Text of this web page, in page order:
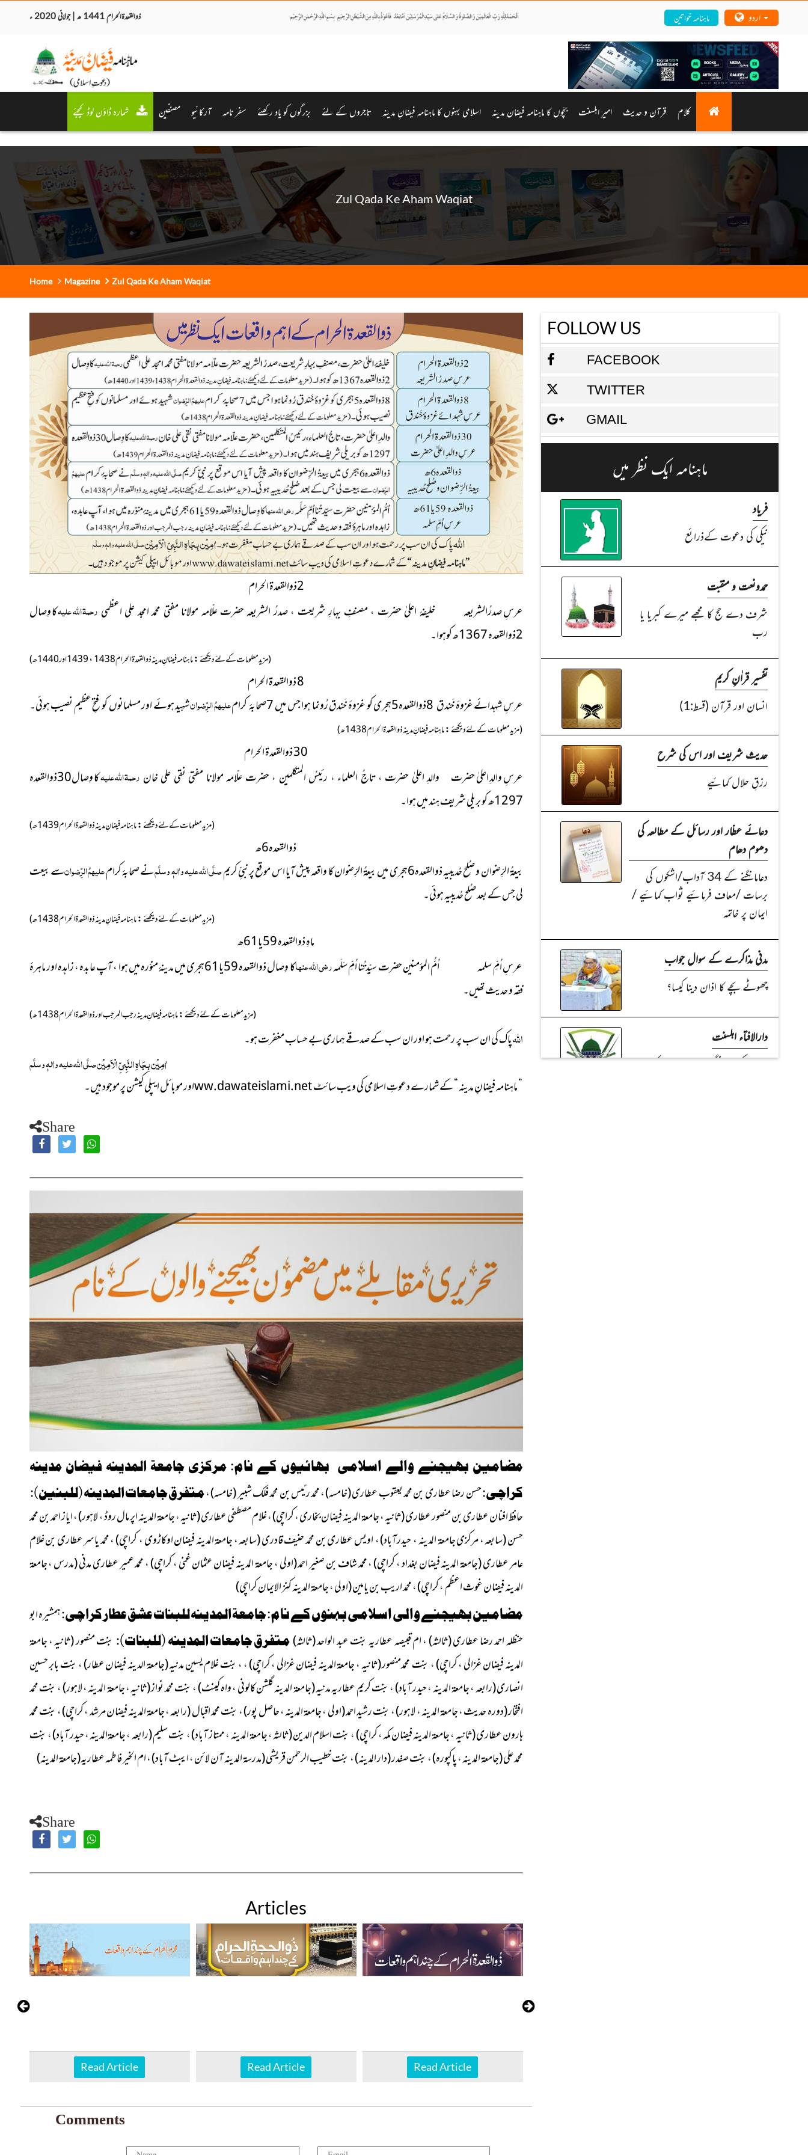
ذوالقعدۃالحرام 1441 ھ | جولائی 2020 ء ماہنامہ خواتین
کلام قرآن و حدیث امیرِ اہلسنت بچّوں کا ماہنامہ فیضان مدینہ اسلامی بہنوں کا ماہنامہ فیضانِ مدینہ تاجروں کے لئے بزرگوں کو یاد رکھئے سفر نامہ آرکائیو مصنفین شمارہ ڈاؤن لوڈ کیجئے
Zul Qada Ke Aham Waqiat
Home Magazine Zul Qada Ke Aham Waqiat
2ذوالقعدۃ الحرام
عرسِ صدرُالشریعہ
خلیفۂ اعلیٰ حضرت ، مصنفِ بہارِ شریعت ، صدرُ الشریعہ حضرت علّامہ مولانا مفتی محمد امجد علی اعظمی رحمۃ اللہ علیہکا وِصال
2ذوالقعدہ 1367ھ کوہوا۔
(مزید معلومات کے لئے دیکھئے:ماہنامہ فیضانِ مدینہ ذوالقعدۃ الحرام1438 ،1439اور1440ھ)
8 ذوالقعدۃ الحرام
عرسِ شہدائے غزوۂ خَندق 8ذوالقعدہ5ہجری کو غزوۂ خَندق رُونما ہوا جس میں 7صحابۂ کرام
علیھمُ الرِّضوانشہید ہوئے اور مسلمانوں کو فتحِ عظیم نصیب ہوئی۔
(مزید معلومات کے لئے دیکھئے:ماہنامہ فیضانِ مدینہ ذوالقعدۃ الحرام1438ھ)
30 ذوالقعدۃ الحرام
عرسِ والدِ اعلیٰ حضرت
والدِ اعلیٰ حضرت ، تاجُ العلماء ، رئیسُ المتکلمین ، حضرت علّامہ مولانا مفتی نقی علی خان رحمۃ اللہ علیہکا وِصال30ذوالقعدہ
1297ھ کو بریلی شریف ہند میں ہوا۔
(مزید معلومات کے لئے دیکھئے:ماہنامہ فیضانِ مدینہ ذوالقعدۃ الحرام1439ھ)
ذوالقعدہ6ھ
بیعۃُ الرِّضوان و صُلح حُدیبیہ ذوالقعدہ6ہجری میں بیعۃُ الرِّضوان کا واقعہ پیش آیا اس موقع پر نبیِّ کریم
صلَّی اللہ علیہ واٰلہٖ وسلَّمنے صحابۂ کرامعلیھمُ الرِّضوانسے بیعت
لی جس کے بعد صُلح حُدیبیہ ہوئی۔
(مزید معلومات کے لئے دیکھئے:ماہنامہ فیضانِ مدینہ ذوالقعدۃ الحرام1438ھ)
ماہِ ذوالقعدہ 59یا61ھ
عرسِ اُمِّ سلمہ اُمُّ المؤمنین حضرت سیّدتُنا اُمِّ سَلَمہرضی اللہ عنہا
کا وِصال ذوالقعدہ 59یا61ہجری میں مدینۂ منوّرہ میں ہوا ، آپ عابدہ ، زاہدہ اور ماہرۂ
فقہ و حدیث تھیں۔
(مزید معلومات کے لئے دیکھئے:ماہنامہ فیضانِ مدینہ رجب المرجب اور ذوالقعدۃ الحرام1438ھ)
اللہپاک کی ان سب پر رحمت ہو اور ان سب کے صدقے ہماری بے حساب مغفرت ہو۔
اٰمِیْن بِجَاہِ النَّبِیِّ الْاَمِیْنصلَّی اللہ علیہ واٰلہٖ وسلَّم
“ ماہنامہ فیضانِ مدینہ “ کے شمارے دعوتِ اسلامی کی ویبسائٹww.dawateislami.netاور موبائلایپلی کیشن پر موجود ہیں۔
Share
مضامین بھیجنے والے اسلامی بھائیوں کے نام: مرکزی جامعۃ المدینہ فیضان مدینہ
کراچی:حسن رضا عطاری بن محمد یعقوب عطاری(خامسہ)، محمد رئیس بن محمد فلک شبیر(خامسہ)،متفرق جامعاتالمدینہ (للبنین):
حافظ افنان عطارى بن منصور عطارى(ثانیہ ، جامعۃ المدینہ فيضان بخارى ، كراچى)، غلام مصطفی عطاری(ثانیہ ، جامعۃ المدینہ اپر مال روڈ ، لاہور)، ایاز احمد بن محمد
حسن(سابعہ ، مرکزی جامعۃ المدینہ ، حیدرآباد)، اویس عطاری بن محمد حنیف قادری(سابعہ ، جامعۃ المدینہ فیضان اوکاڑوی ، کراچی)، محمد یاسر عطاری بن غلام
عامر عطاری(جامعۃ المدینہ فیضان بغداد ، کراچی) ،محمد شاف بن صغیر احمد(اولی ، جامعۃ المدینہ فیضان عثمان غنی ، کراچی)، محمد عمیر عطاری مدنی(مدرس ، جامعۃ
المدینہ فیضان غوث اعظم ، کراچی)، محمد اریب بن یامین(اولی ، جامعۃ المدینہ کنز الایمان کراچی)
مضامین بھیجنے والی اسلامی بہنوں کے نام:جامعۃ المدینہ للبنات عشق عطار کراچی:ہمشیرہ ابو
حنظلہ احمد رضا عطاری(ثالثہ)، ام قبیصہ عطاریہ بنت عبد الواحد(ثالثہ)متفرق جامعات المدینہ (للبنات): بنت منصور(ثانیہ ، جامعۃ
المدینہ فیضان غزالی ، کراچی) ، بنت محمدمنصور(ثانیہ ، جامعۃ المدینہ فیضان غزالی ، کراچی) ، ،بنت غلام یسین مدنیہ(جامعۃ الدینہ فیضان عطار)، بنت بابر حسین
انصاری(رابعہ ، جامعۃ المدینہ ، حیدر آباد)، بنت کریم عطاریہ مدنیہ(جامعۃ المدینہ گلشن کالونی ، واہ کینٹ)، بنت محمد نواز(ثانیہ ، جامعۃ المدینہ ، لاہور)، بنت محمد
افتخار(دورہ حدیث ، جامعۃ المدینہ ، لاہور)، بنت رشید احمد(اولی ، جامعۃ المدینہ ، حاصل پور)، بنت محمد اقبال(رابعہ ، جامعۃ المدینہ فیضان مرشد ، کراچی)، بنت محمد
ہارون عطاری(ثانیہ ، جامعۃ المدینہ فیضان مکہ ، کراچی)، بنت اسلام الدین(ثالثہ ، جامعۃ المدینہ ، ممتاز آباد)، بنت سلیم(رابعہ ، جامعۃالمدینہ ، حیدر آباد)، بنت
محمد علی(جامعۃ المدینہ ، پاکپورہ)، بنت صفدر(دار المدینہ)، بنت خطیب الرحمٰن قریشی(مدرسۃ المدینہ آن لائن ، ایبٹ آباد)،ام الخیر فاطمہ عطاریہ(جامعۃ المدینہ)
Share
Articles
Read Article Read Article Read Article
Comments
FOLLOW US
FACEBOOK
TWITTER
GMAIL
ماہنامہ ایک نظر میں
فریاد
نيكی کی دعوت کےذرائع
حمدونعت و منقبت
شرف دے حج کا مجھے میرے کبریا یا
رب
تفسیر قراٰنِ کریم
انسان اور قرآن (قسط:1)
حدیث شریف اور اس کی شرح
رزقِ حلال کمائیے
دعائے عطّار اور رسائل کے مطالعہ کی
دھوم دھام
دعامانگنے کے 34 آداب/اشکوں کی
برسات /معاف فرمائیے ثواب کمائیے /
ایمان پر خاتمہ
مدنی مذاکرے کے سوال جواب
چھوٹے بچے کا اذان دینا کیسا؟
دارالافتاء اہلسنت
چاندی کی دو انگھوٹیاں پہننے کا حکم